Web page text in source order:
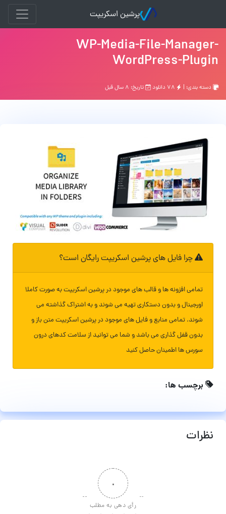
پرشین اسکریپت
WP-Media-File-Manager-
WordPress-Plugin
دسته بندی: | تاریخ: ۸ سال قبل
چرا فایل های پرشین اسکریپت رایگان است؟
تمامی افزونه ها و قالب های موجود در پرشین اسکریپت به صورت کاملا
اورجینال و بدون دستکاری تهیه می شوند و به اشتراک گذاشته می
شوند. تمامی منابع و فایل های موجود در پرشین اسکریپت متن باز و
بدون قفل گذاری می باشد و شما می توانید از سلامت کدهای درون
سورس ها اطمینان حاصل کنید
برچسب ها:
نظرات
۰
رأی دهی به مطلب